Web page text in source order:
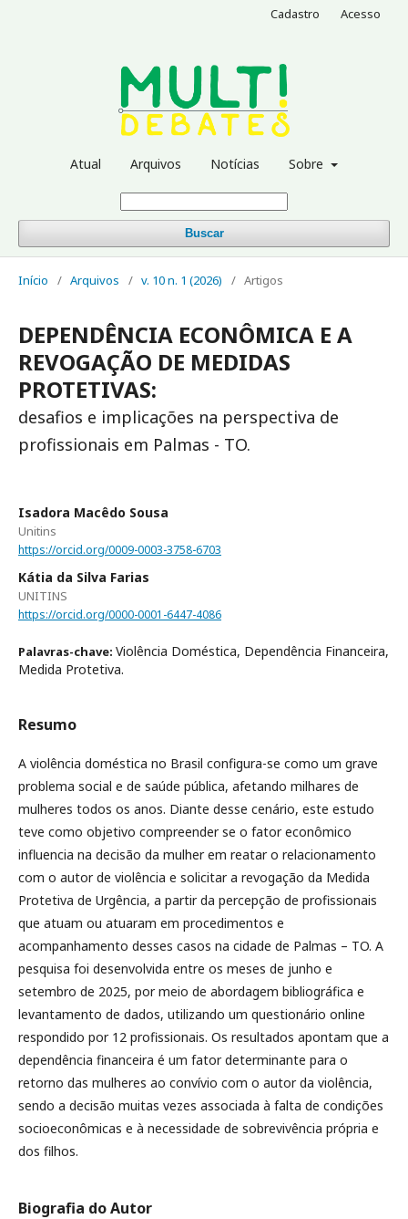
Atual Arquivos Notícias Sobre
Buscar
Cadastro Acesso
Início / Arquivos / v. 10 n. 1 (2026) / Artigos
DEPENDÊNCIA ECONÔMICA E A
REVOGAÇÃO DE MEDIDAS
PROTETIVAS:
desafios e implicações na perspectiva de
profissionais em Palmas - TO.
Isadora Macêdo Sousa
Unitins
https://orcid.org/0009-0003-3758-6703
Kátia da Silva Farias
UNITINS
https://orcid.org/0000-0001-6447-4086
Palavras-chave: Violência Doméstica, Dependência Financeira,
Medida Protetiva.
Resumo
A violência doméstica no Brasil configura-se como um grave
problema social e de saúde pública, afetando milhares de
mulheres todos os anos. Diante desse cenário, este estudo
teve como objetivo compreender se o fator econômico
influencia na decisão da mulher em reatar o relacionamento
com o autor de violência e solicitar a revogação da Medida
Protetiva de Urgência, a partir da percepção de profissionais
que atuam ou atuaram em procedimentos e
acompanhamento desses casos na cidade de Palmas – TO. A
pesquisa foi desenvolvida entre os meses de junho e
setembro de 2025, por meio de abordagem bibliográfica e
levantamento de dados, utilizando um questionário online
respondido por 12 profissionais. Os resultados apontam que a
dependência financeira é um fator determinante para o
retorno das mulheres ao convívio com o autor da violência,
sendo a decisão muitas vezes associada à falta de condições
socioeconômicas e à necessidade de sobrevivência própria e
dos filhos.
Biografia do Autor